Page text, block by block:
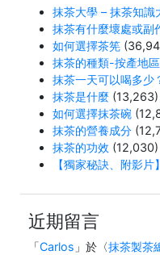
抹茶大學 – 抹茶知識
抹茶有什麼壞處或副
如何選擇茶筅
抹茶的種類-按產地
抹茶一天可以喝多少
抹茶是什麼 (13,263)
如何選擇抹茶碗
抹茶的營養成分
抹茶的功效 (12,030)
【獨家秘訣、附影
近期留言
「Carlos 」於〈抹茶製茶